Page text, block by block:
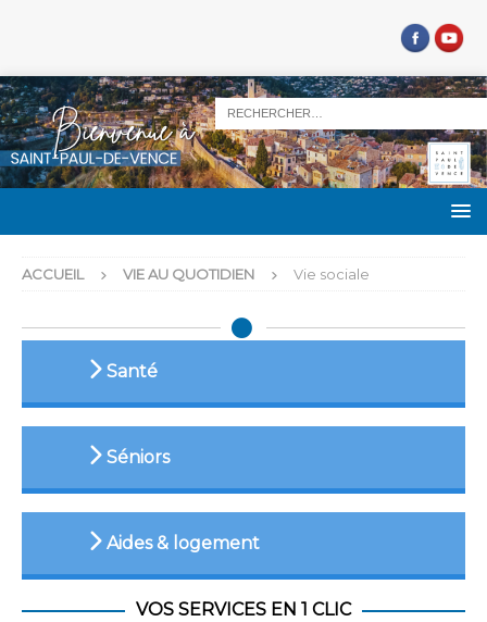
ACCUEIL VIE AU QUOTIDIEN Vie sociale
Santé
Séniors
Aides & logement
VOS SERVICES EN 1 CLIC